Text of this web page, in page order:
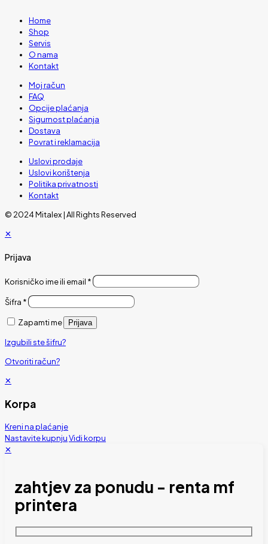
Home
Shop
Servis
O nama
Kontakt
Moj račun
FAQ
Opcije plaćanja
Sigurnost plaćanja
Dostava
Povrat i reklamacija
Uslovi prodaje
Uslovi korištenja
Politika privatnosti
Kontakt
© 2024 Mitalex | All Rights Reserved
✕
Prijava
Korisničko ime ili email *
Šifra *
Zapamti me Prijava
Izgubili ste šifru?
Otvoriti račun?
✕
Korpa
Kreni na plaćanje
Nastavite kupnjuVidi korpu
✕
zahtjev za ponudu - renta mf
printera